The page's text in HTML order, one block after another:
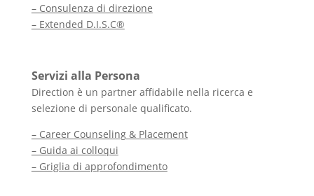
– Consulenza di direzione
– Extended D.I.S.C®
Servizi alla Persona
Direction è un partner affidabile nella ricerca e
selezione di personale qualificato.
– Career Counseling & Placement
– Guida ai colloqui
– Griglia di approfondimento